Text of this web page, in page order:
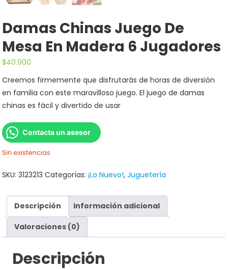
Damas Chinas Juego De
Mesa En Madera 6 Jugadores
$40.900
Creemos firmemente que disfrutarás de horas de diversión
en familia con este maravilloso juego. El juego de damas
chinas es fácil y divertido de usar
Contacta un asesor
Sin existencias
SKU:3123213 Categorías:¡Lo Nuevo!,Juguetería
Descripción Información adicional
Valoraciones (0)
Descripción